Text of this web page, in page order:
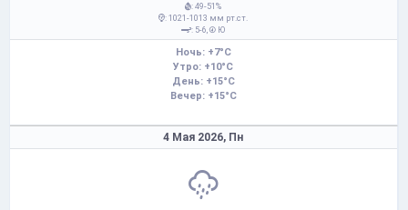
: 49-51%
: 1021-1013 мм рт.ст.
: 5-6,
Ю
Ночь: +7°C
Утро: +10°C
День: +15°C
Вечер: +15°C
4 Мая 2026, Пн